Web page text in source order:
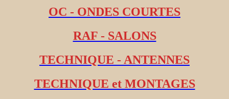
OC - ONDES COURTES
RAF - SALONS
TECHNIQUE - ANTENNES
TECHNIQUE et MONTAGES